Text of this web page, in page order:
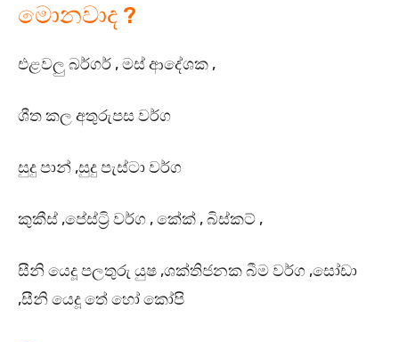
මොනවාද ?
එළවලු බර්ගර් , මස් ආදේශක ,
ශීත කල අතුරුපස වර්ග
සුදු පාන් ,සුදු පැස්ටා වර්ග
කුකීස් ,පේස්ට්‍රි වර්ග , කේක් , බිස්කට් ,
සීනි යෙදූ පලතුරු යුෂ ,ශක්තිජනක බීම වර්ග ,සෝඩා
,සීනි යෙදූ තේ හෝ කෝපි